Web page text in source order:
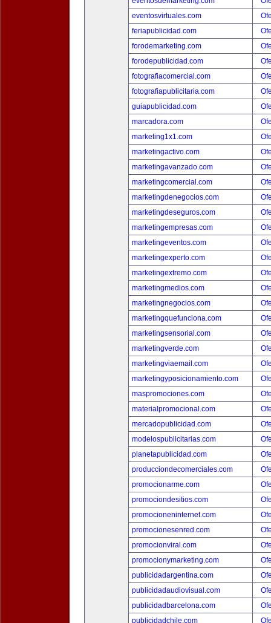
eventosvirtuales.com
feriapublicidad.com
forodemarketing.com
forodepublicidad.com
fotografiacomercial.com
fotografiapublicitaria.com
guiapublicidad.com
marcadora.com
marketing1x1.com
marketingactivo.com
marketingavanzado.com
marketingcomercial.com
marketingdenegocios.com
marketingdeseguros.com
marketingempresas.com
marketingeventos.com
marketingexperto.com
marketingextremo.com
marketingmedios.com
marketingnegocios.com
marketingquefunciona.com
marketingsensorial.com
marketingverde.com
marketingviaemail.com
marketingyposicionamiento.com
maspromociones.com
materialpromocional.com
mercadopublicidad.com
modelospublicitarias.com
planetapublicidad.com
producciondecomerciales.com
promocionarme.com
promociondesitios.com
promocioneninternet.com
promocionesenred.com
promocionviral.com
promocionymarketing.com
publicidadargentina.com
publicidadaudiovisual.com
publicidadbarcelona.com
publicidadchile.com